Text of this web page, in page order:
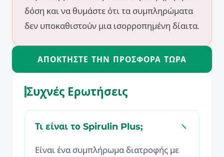
δόση και να θυμάστε ότι τα συμπληρώματα
δεν υποκαθιστούν μια ισορροπημένη δίαιτα.
ΑΠΟΚΤΉΣΤΕ ΤΗΝ ΠΡΟΣΦΟΡΆ ΤΏΡΑ
Συχνές Ερωτήσεις
Τι είναι το Spirulin Plus;
Είναι ένα συμπλήρωμα διατροφής με